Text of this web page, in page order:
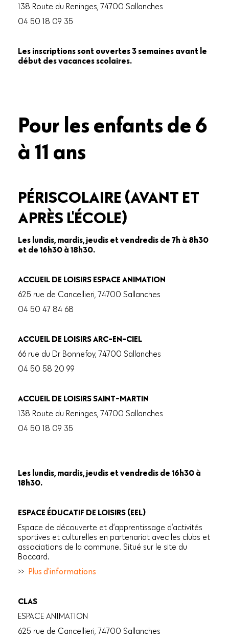
138 Route du Reninges, 74700 Sallanches
04 50 18 09 35
Les inscriptions sont ouvertes 3 semaines avant le
début des vacances scolaires.
Pour les enfants de 6
à 11 ans
PÉRISCOLAIRE (AVANT ET
APRÈS L'ÉCOLE)
Les lundis, mardis, jeudis et vendredis de 7h à 8h30
et de 16h30 à 18h30.
ACCUEIL DE LOISIRS ESPACE ANIMATION
625 rue de Cancellieri, 74700 Sallanches
04 50 47 84 68
ACCUEIL DE LOISIRS ARC-EN-CIEL
66 rue du Dr Bonnefoy, 74700 Sallanches
04 50 58 20 99
ACCUEIL DE LOISIRS SAINT-MARTIN
138 Route du Reninges, 74700 Sallanches
04 50 18 09 35
Les lundis, mardis, jeudis et vendredis de 16h30 à
18h30.
ESPACE ÉDUCATIF DE LOISIRS (EEL)
Espace de découverte et d’apprentissage d’activités
sportives et culturelles en partenariat avec les clubs et
associations de la commune. Situé sur le site du
Boccard.
>> Plus d’informations
CLAS
ESPACE ANIMATION
625 rue de Cancellieri, 74700 Sallanches